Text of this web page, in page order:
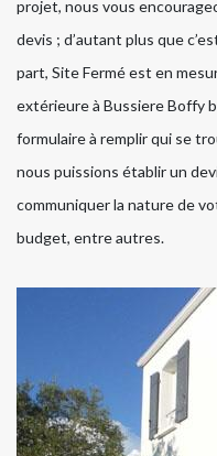
projet, nous vous
devis ; d’autant plus que
part, Site Fermé est en
extérieure à Bussiere Boffy
formulaire à remplir qui se
nous puissions établir un
communiquer la nature de
budget, entre autres.